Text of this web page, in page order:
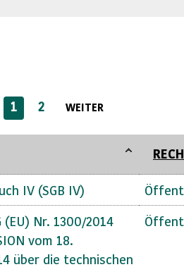
1 2 WEITER
IV (SGB IV)
(EU) Nr. 1300/2014
vom 18.
über die technischen